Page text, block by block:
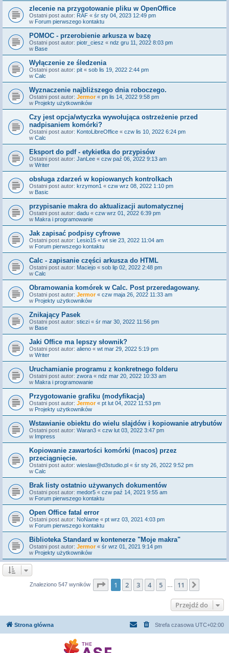
zlecenie na przygotowanie pliku w OpenOffice
Ostatni post autor: RAF « śr sty 04, 2023 12:49 pm
w Forum pierwszego kontaktu
POMOC - przerobienie arkusza w bazę
Ostatni post autor: piotr_ciesz « ndz gru 11, 2022 8:03 pm
w Base
Wyłączenie ze śledzenia
Ostatni post autor: pit « sob lis 19, 2022 2:44 pm
w Calc
Wyznaczenie najbliższego dnia roboczego.
Ostatni post autor: Jermor« pn lis 14, 2022 9:58 pm
w Projekty użytkowników
Czy jest opcja/wtyczka wywołująca ostrzeżenie przed
nadpisaniem komórki?
Ostatni post autor: KontoLibreOffice « czw lis 10, 2022 6:24 pm
w Calc
Eksport do pdf - etykietka do przypisów
Ostatni post autor: JanLee « czw paź 06, 2022 9:13 am
w Writer
obsługa zdarzeń w kopiowanych kontrolkach
Ostatni post autor: krzymon1 « czw wrz 08, 2022 1:10 pm
w Basic
przypisanie makra do aktualizacji automatycznej
Ostatni post autor: dadu « czw wrz 01, 2022 6:39 pm
w Makra i programowanie
Jak zapisać podpisy cyfrowe
Ostatni post autor: Lesio15 « wt sie 23, 2022 11:04 am
w Forum pierwszego kontaktu
Calc - zapisanie części arkusza do HTML
Ostatni post autor: Maciejo « sob lip 02, 2022 2:48 pm
w Calc
Obramowania komórek w Calc. Post przeredagowany.
Ostatni post autor: Jermor« czw maja 26, 2022 11:33 am
w Projekty użytkowników
Znikający Pasek
Ostatni post autor: sticzi « śr mar 30, 2022 11:56 pm
w Base
Jaki Office ma lepszy słownik?
Ostatni post autor: alieno « wt mar 29, 2022 5:19 pm
w Writer
Uruchamianie programu z konkretnego folderu
Ostatni post autor: zwora « ndz mar 20, 2022 10:33 am
w Makra i programowanie
Przygotowanie grafiku (modyfikacja)
Ostatni post autor: Jermor« pt lut 04, 2022 11:53 pm
w Projekty użytkowników
Wstawianie obiektu do wielu slajdów i kopiowanie atrybutów
Ostatni post autor: Waran3 « czw lut 03, 2022 3:47 pm
w Impress
Kopiowanie zawartości komórki (macos) przez
przeciągnięcie.
Ostatni post autor: wieslaw@d3studio.pl « śr sty 26, 2022 9:52 pm
w Calc
Brak listy ostatnio używanych dokumentów
Ostatni post autor: medor5 « czw paź 14, 2021 9:55 am
w Forum pierwszego kontaktu
Open Office fatal error
Ostatni post autor: NoName « pt wrz 03, 2021 4:03 pm
w Forum pierwszego kontaktu
Biblioteka Standard w kontenerze "Moje makra"
Ostatni post autor: Jermor« śr wrz 01, 2021 9:14 pm
w Projekty użytkowników
Znaleziono 547 wyników Strona z11
1 2 3 4 5 11
Przejdź do
Strona główna Strefa czasowa UTC+02:00